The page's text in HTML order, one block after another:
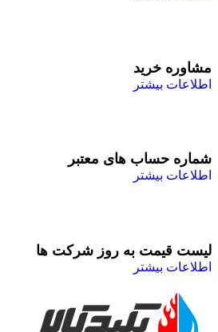
مشاوره خرید
اطلاعات بیشتر
شماره حساب های معتبر
اطلاعات بیشتر
لیست قیمت به روز شرکت ها
اطلاعات بیشتر